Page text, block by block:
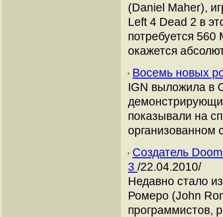
(Daniel Maher),
Left 4 Dead 2 в
потребуется 560
окажется
Восемь новых
IGN выложила в
показывали на
организованном
Создатель
3 /22.04.2010/
Недавно стало
Ромеро (John
программистов,